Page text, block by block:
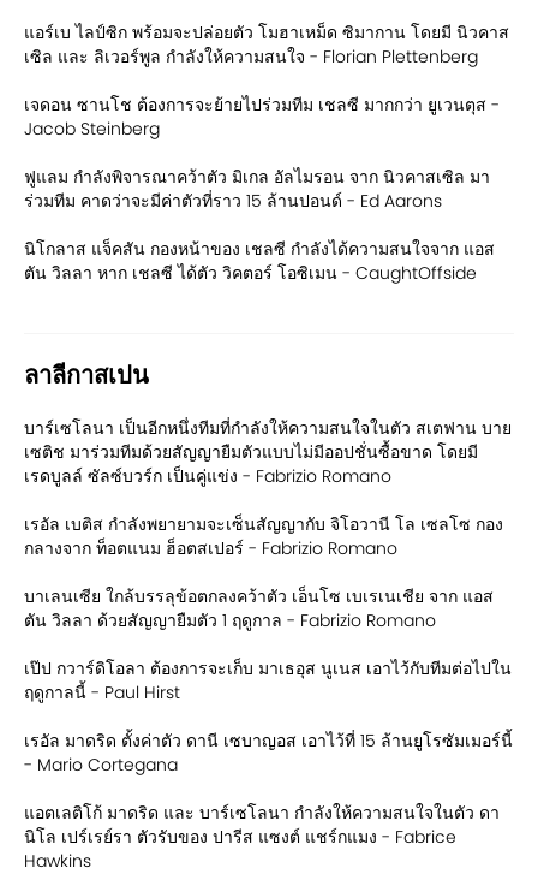
แอร์เบ ไลป์ซิก พร้อมจะปล่อยตัว โมฮาเหม็ด ซิมากาน โดยมี นิวคาส
เซิล และ ลิเวอร์พูล กำลังให้ความสนใจ - Florian Plettenberg
เจดอน ซานโช ต้องการจะย้ายไปร่วมทีม เชลซี มากกว่า ยูเวนตุส -
Jacob Steinberg
ฟูแลม กำลังพิจารณาคว้าตัว มิเกล อัลไมรอน จาก นิวคาสเซิล มา
ร่วมทีม คาดว่าจะมีค่าตัวที่ราว 15 ล้านปอนด์ - Ed Aarons
นิโกลาส แจ็คสัน กองหน้าของ เชลซี กำลังได้ความสนใจจาก แอส
ตัน วิลลา หาก เชลซี ได้ตัว วิคตอร์ โอซิเมน - CaughtOffside
ลาลีกาสเปน
บาร์เซโลนา เป็นอีกหนึ่งทีมที่กำลังให้ความสนใจในตัว สเตฟาน บาย
เซติช มาร่วมทีมด้วยสัญญายืมตัวแบบไม่มีออปชั่นซื้อขาด โดยมี
เรดบูลล์ ซัลซ์บวร์ก เป็นคู่แข่ง - Fabrizio Romano
เรอัล เบติส กำลังพยายามจะเซ็นสัญญากับ จิโอวานี โล เซลโซ กอง
กลางจาก ท็อตแนม ฮ็อตสเปอร์ - Fabrizio Romano
บาเลนเซีย ใกล้บรรลุข้อตกลงคว้าตัว เอ็นโซ เบเรเนเชีย จาก แอส
ตัน วิลลา ด้วยสัญญายืมตัว 1 ฤดูกาล - Fabrizio Romano
เป๊ป กวาร์ดิโอลา ต้องการจะเก็บ มาเธอุส นูเนส เอาไว้กับทีมต่อไปใน
ฤดูกาลนี้ - Paul Hirst
เรอัล มาดริด ตั้งค่าตัว ดานี เซบาญอส เอาไว้ที่ 15 ล้านยูโรซัมเมอร์นี้
- Mario Cortegana
แอตเลติโก้ มาดริด และ บาร์เซโลนา กำลังให้ความสนใจในตัว ดา
นิโล เปร์เรย์รา ตัวรับของ ปารีส แซงต์ แชร์กแมง - Fabrice
Hawkins